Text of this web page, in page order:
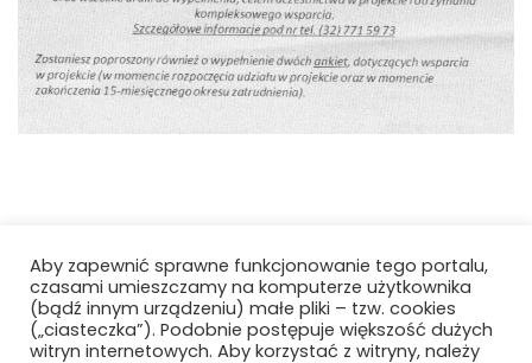
Copyright by Rudzkie Konto Pomocy
Aby zapewnić sprawne funkcjonowanie tego portalu,
czasami umieszczamy na komputerze użytkownika
(bądź innym urządzeniu) małe pliki – tzw. cookies
(„ciasteczka”). Podobnie postępuje większość dużych
witryn internetowych. Aby korzystać z witryny, należy